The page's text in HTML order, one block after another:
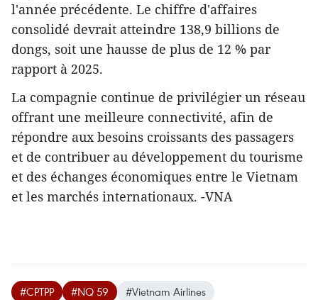
l'année précédente. Le chiffre d'affaires
consolidé devrait atteindre 138,9 billions de
dongs, soit une hausse de plus de 12 % par
rapport à 2025.
La compagnie continue de privilégier un réseau
offrant une meilleure connectivité, afin de
répondre aux besoins croissants des passagers
et de contribuer au développement du tourisme
et des échanges économiques entre le Vietnam
et les marchés internationaux. -VNA
#CPTPP #NQ 59
#Vietnam Airlines